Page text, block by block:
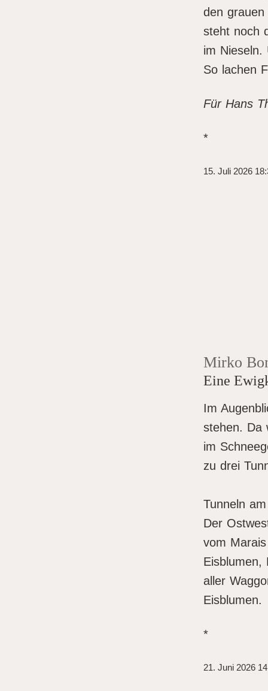
den
steht noch
im Nieseln.
So lachen
Für Hans
*
15. Juli 2026
Mirko
Eine
Im
stehen. Da
im
zu drei
Tunneln
Der
vom
Eisblumen,
aller
Eisblumen.
*
21. Juni 2026